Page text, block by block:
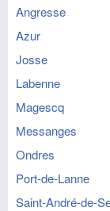
Angresse
Azur
Josse
Labenne
Magescq
Messanges
Ondres
Port-de-Lanne
Saint-André-de-